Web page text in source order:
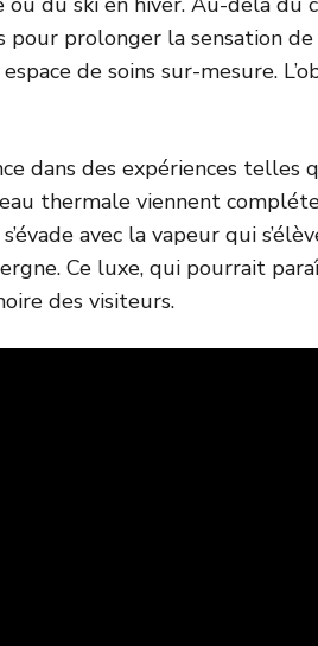
prolonger la sensation
de soins sur-mesure.
dans des expériences telles
thermale viennent
avec la vapeur qui
Ce luxe, qui pourrait
des visiteurs.